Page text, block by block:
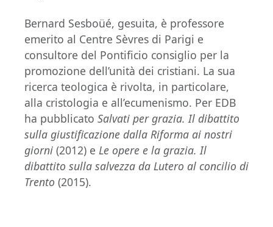
Bernard Sesboüé, gesuita, è professore
emerito al Centre Sèvres di Parigi e
consultore del Pontificio consiglio per la
promozione dell’unità dei cristiani. La sua
ricerca teologica è rivolta, in particolare,
alla cristologia e all’ecumenismo. Per EDB
ha pubblicato Salvati per grazia. Il dibattito
sulla giustificazione dalla Riforma ai nostri
giorni (2012) e Le opere e la grazia. Il
dibattito sulla salvezza da Lutero al concilio di
Trento (2015).